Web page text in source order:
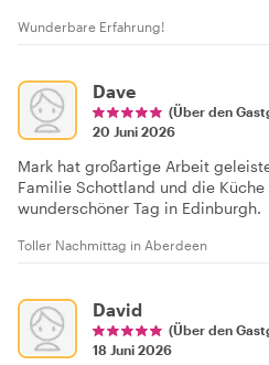
Wunderbare Erfahrung!
Dave
(Über den
20 Juni 2026
Mark hat großartige Arbeit
Familie Schottland und die Küche
wunderschöner Tag in Edinburgh.
Toller Nachmittag in Aberdeen
David
(Über den
18 Juni 2026